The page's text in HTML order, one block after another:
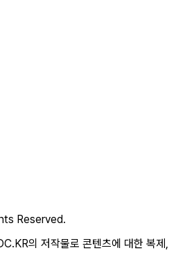
Reserved.
의 저작물로 콘텐츠에 대한 복제,